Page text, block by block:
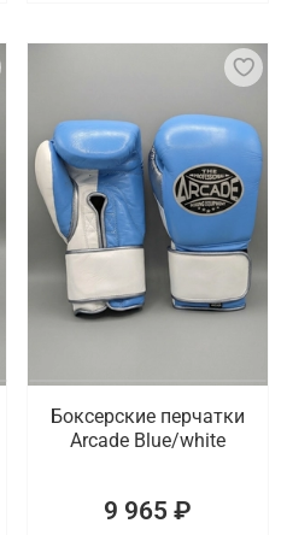
Боксерские перчатки
Arcade Blue/white
9 965 ₽